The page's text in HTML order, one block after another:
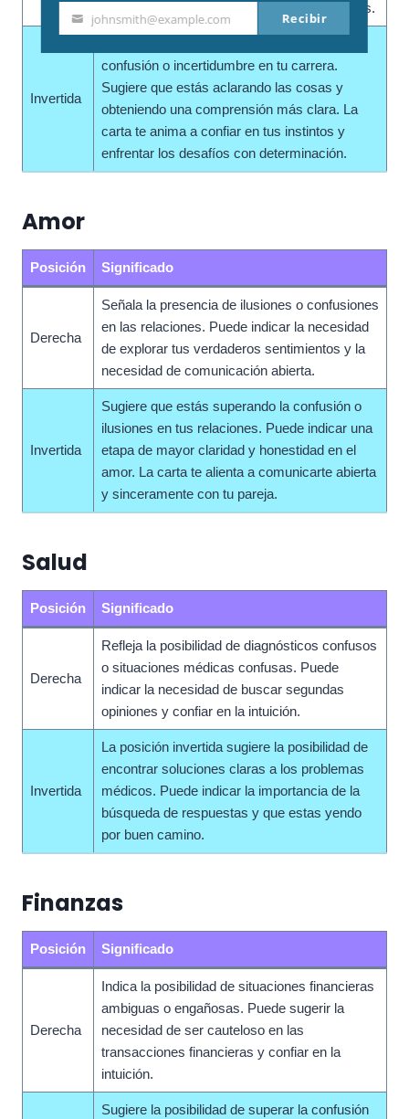
y explorar la verdad detrás de las apariencias.
Invertida
confusión o incertidumbre en tu carrera.
Sugiere que estás aclarando las cosas y
obteniendo una comprensión más clara. La
carta te anima a confiar en tus instintos y
enfrentar los desafíos con determinación.
Amor
Posición Significado
Derecha
Señala la presencia de ilusiones o confusiones
en las relaciones. Puede indicar la necesidad
de explorar tus verdaderos sentimientos y la
necesidad de comunicación abierta.
Invertida
Sugiere que estás superando la confusión o
ilusiones en tus relaciones. Puede indicar una
etapa de mayor claridad y honestidad en el
amor. La carta te alienta a comunicarte abierta
y sinceramente con tu pareja.
Salud
Posición Significado
Derecha
Refleja la posibilidad de diagnósticos confusos
o situaciones médicas confusas. Puede
indicar la necesidad de buscar segundas
opiniones y confiar en la intuición.
Invertida
La posición invertida sugiere la posibilidad de
encontrar soluciones claras a los problemas
médicos. Puede indicar la importancia de la
búsqueda de respuestas y que estas yendo
por buen camino.
Finanzas
Posición Significado
Derecha
Indica la posibilidad de situaciones financieras
ambiguas o engañosas. Puede sugerir la
necesidad de ser cauteloso en las
transacciones financieras y confiar en la
intuición.
Sugiere la posibilidad de superar la confusión
Your
email
johnsmith@example.com Recibir